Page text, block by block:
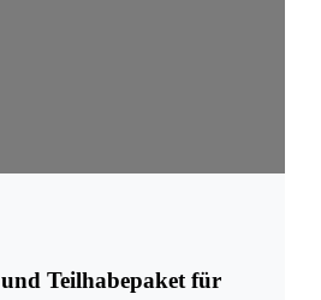
Teilhabepaket für